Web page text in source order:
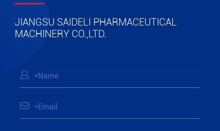
JIANGSU SAIDELI PHARMACEUTICAL
MACHINERY CO.,LTD.

